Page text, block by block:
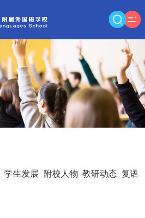
学生发展 附校人物 教研动态 复语